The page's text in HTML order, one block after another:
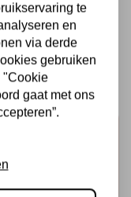
producten
te
en
via derde
gebruiken
"Cookie
gaat met ons